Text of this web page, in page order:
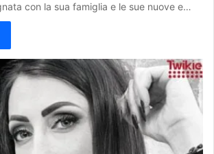
con la sua famiglia e le sue nuove e…